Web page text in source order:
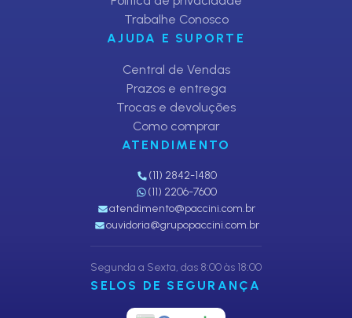
Trabalhe Conosco
AJUDA E SUPORTE
Central de Vendas
Prazos e entrega
Trocas e devoluções
Como comprar
ATENDIMENTO
(11) 2842-1480
(11) 2206-7600
atendimento@paccini.com.br
ouvidoria@grupopaccini.com.br
Segunda a Sexta, das 8:00 às 18:00
SELOS DE SEGURANÇA